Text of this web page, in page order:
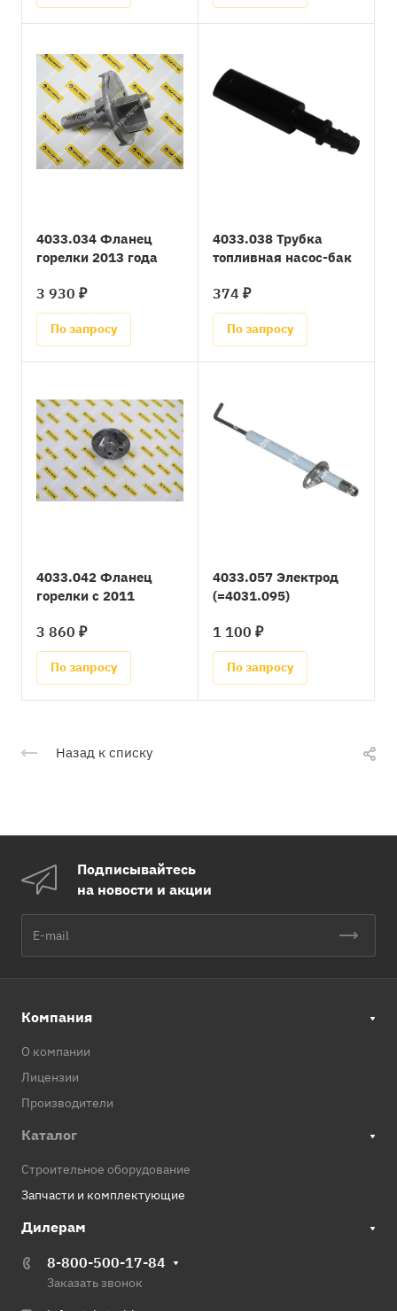
4033.034 Фланец
горелки 2013 года
3 930 ₽
По запросу
4033.038 Трубка
топливная насос-бак
374 ₽
По запросу
4033.042 Фланец
горелки с 2011
3 860 ₽
По запросу
4033.057 Электрод
(=4031.095)
1 100 ₽
По запросу
Назад к списку
Подписывайтесь
на новости и акции
Компания
О компании
Лицензии
Производители
Каталог
Строительное оборудование
Запчасти и комплектующие
Дилерам
8-800-500-17-84
Заказать звонок